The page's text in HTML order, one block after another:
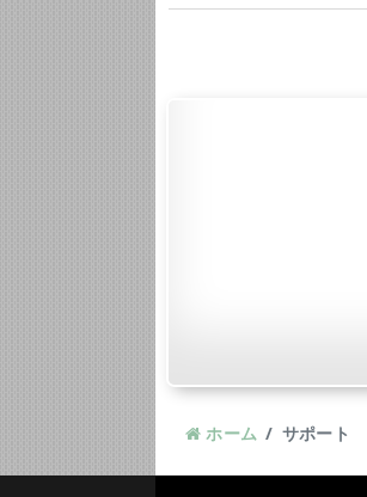
ホーム サポート